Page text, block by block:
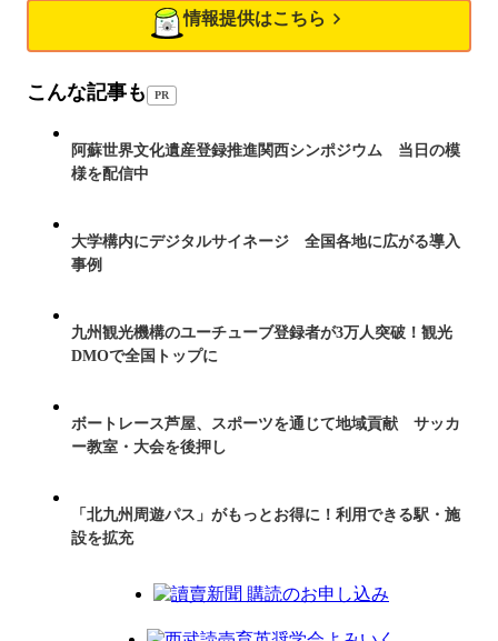
情報提供はこちら
こんな記事も PR
阿蘇世界文化遺産登録推進関西シンポジウム 当日の模
様を配信中
大学構内にデジタルサイネージ 全国各地に広がる導入
事例
九州観光機構のユーチューブ登録者が3万人突破！観光
DMOで全国トップに
ボートレース芦屋、スポーツを通じて地域貢献 サッカ
ー教室・大会を後押し
「北九州周遊パス」がもっとお得に！利用できる駅・施
設を拡充